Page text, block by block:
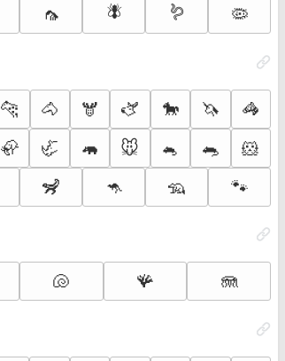
🦟 🪰 🪱 🦠
🐆 🐴 🫎 🫏 🐎 🦄
🦓
🦣 🦏 🦛 🐭 🐁 🐀
🐹
🦨 🦘 🦡 🐾
🐚 🪸 🪼